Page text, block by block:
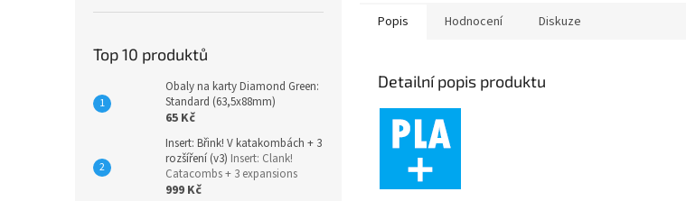
Top 10 produktů
Obaly na karty Diamond Green:
Standard (63,5x88mm)
65 Kč
Insert: Břink! V katakombách + 3
rozšíření (v3) Insert: Clank!
Catacombs + 3 expansions
999 Kč
Popis Hodnocení Diskuze
Detailní popis produktu